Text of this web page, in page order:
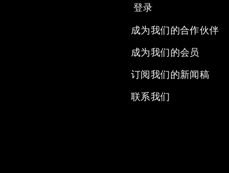
登录
成为我们的合作伙伴
成为我们的会员
订阅我们的新闻稿
联系我们